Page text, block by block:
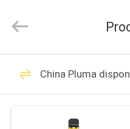
HOGAR
PRODUCTOS
Copyright
2024
Developed
Palillo
Vape
China Pluma